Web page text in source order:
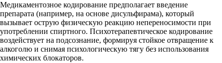
Медикаментозное кодирование предполагает введение
препарата (например, на основе дисульфирама), который
вызывает острую физическую реакцию непереносимости при
употреблении спиртного. Психотерапевтическое кодирование
воздействует на подсознание, формируя стойкое отвращение к
алкоголю и снимая психологическую тягу без использования
химических блокаторов.